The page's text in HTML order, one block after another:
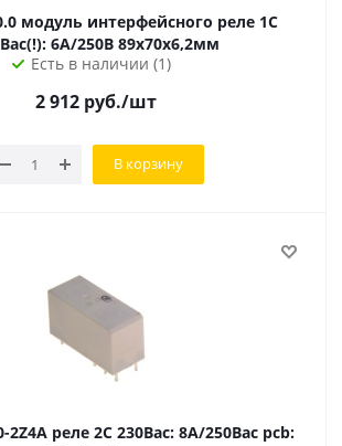
1С
230Вac(!): 6А/250В 89х70х6,2мм
Есть в наличии (1)
2 912 руб./шт
В корзину
8А/250Вac pcb: